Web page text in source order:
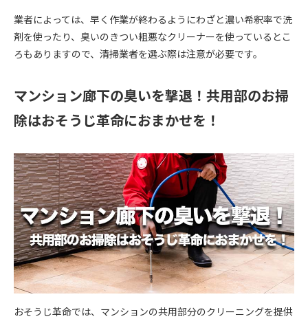
業者によっては、早く作業が終わるようにわざと濃い希釈率で洗
剤を使ったり、臭いのきつい粗悪なクリーナーを使っているとこ
ろもありますので、清掃業者を選ぶ際は注意が必要です。
マンション廊下の臭いを撃退！共用部のお掃
除はおそうじ革命におまかせを！
おそうじ革命では、マンションの共用部分のクリーニングを提供